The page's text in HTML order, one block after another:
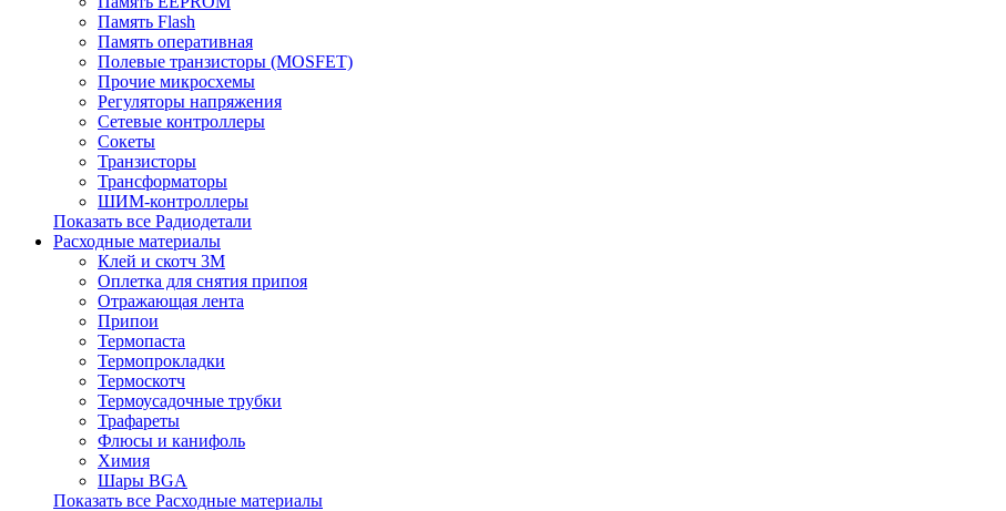
Память Flash
Память оперативная
Полевые транзисторы (MOSFET)
Прочие микросхемы
Регуляторы напряжения
Сетевые контроллеры
Сокеты
Транзисторы
Трансформаторы
ШИМ-контроллеры
Показать все Радиодетали
Расходные материалы
Клей и скотч 3M
Оплетка для снятия припоя
Отражающая лента
Припои
Термопаста
Термопрокладки
Термоскотч
Термоусадочные трубки
Трафареты
Флюсы и канифоль
Химия
Шары BGA
Показать все Расходные материалы